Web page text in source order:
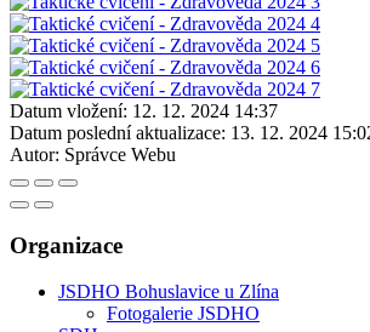
Datum vložení: 12. 12. 2024 14:37
Datum poslední aktualizace: 13. 12. 2024
Autor: Správce Webu
Organizace
JSDHO Bohuslavice u Zlína
Fotogalerie JSDHO